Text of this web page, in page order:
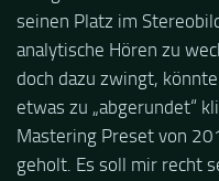
seinen Platz im
analytische Hören zu
doch dazu zwingt,
etwas zu „abgerundet“
Mastering Preset von
geholt. Es soll mir recht